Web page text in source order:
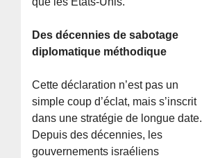
Des décennies de sabotage
diplomatique méthodique
Cette déclaration n’est pas un
simple coup d’éclat, mais s’inscrit
dans une stratégie de longue date.
Depuis des décennies, les
gouvernements israéliens